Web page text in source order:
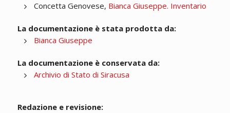
Concetta Genovese, Bianca Giuseppe. Inventario
La documentazione è stata prodotta da:
Bianca Giuseppe
La documentazione è conservata da:
Archivio di Stato di Siracusa
Redazione e revisione: